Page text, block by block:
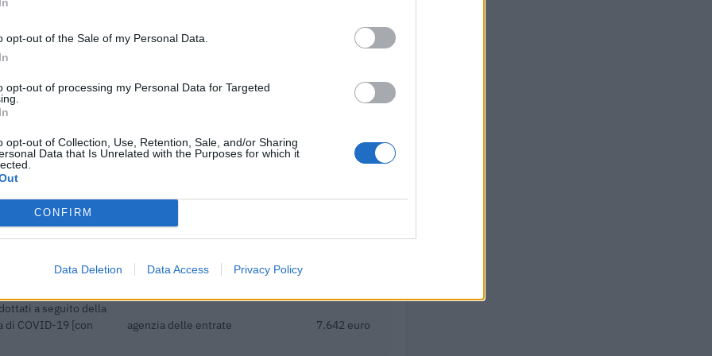
opt-out of the Sale of my Personal Data.
opt-out of processing my Personal Data for Targeted
opt-out of Collection, Use, Retention, Sale, and/or Sharing
Data that Is Unrelated with the Purposes for which it
CONFIRM
Data Deletion Data Access Privacy Policy
a seguito della
COVID-19 [con
di nuovi
delle piccole e
le politiche per
SEZIONE
DECRETO-LEGGE
MedioCredito Centrale S.p.A.
115.686 euro
SEZIONE
DECRETO-LEGGE
MedioCredito Centrale S.p.A.
a seguito della
di COVID-19 [con
agenzia delle entrate 7.642 euro